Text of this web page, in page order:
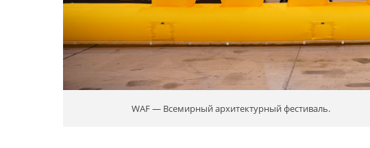
WAF — Всемирный архитектурный фестиваль.